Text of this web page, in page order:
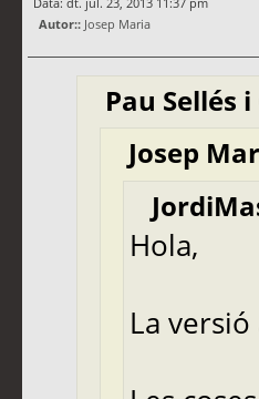
Autor:: Josep Maria
Pau Sellés
Josep
Hola,
La